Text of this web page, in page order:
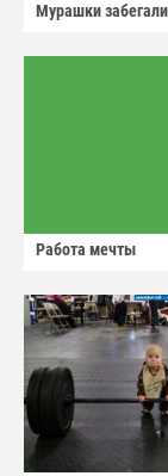
Мурашки забегали
Работа мечты